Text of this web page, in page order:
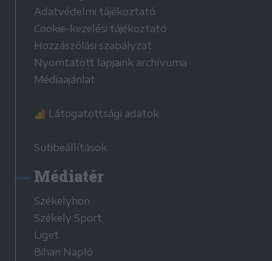
Adatvédelmi tájékoztató
Cookie-kezelési tájékoztató
Hozzászólási szabályzat
Nyomtatott lapjaink archívuma
Médiaajánlat
Látogatottsági adatok
Sütibeállítások
Médiatér
Székelyhon
Székely Sport
Liget
Bihari Napló